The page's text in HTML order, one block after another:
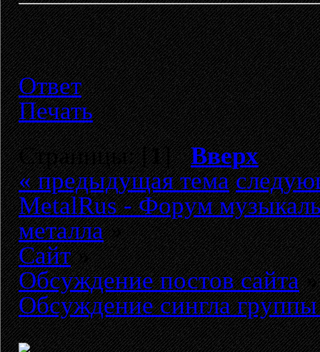
Ответ
Печать
Страницы: [1]Вверх
« предыдущая тема
MetalRus - Форум
металла»
Сайт»
Обсуждение постов сайта»
Обсуждение сингла